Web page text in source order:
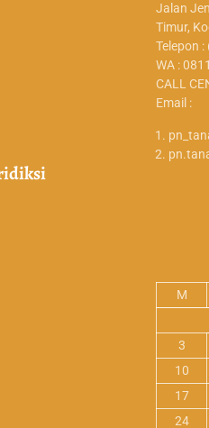
Jalan
Timur,
Telepon
WA :
CALL
Email :
M
3
10
17
24